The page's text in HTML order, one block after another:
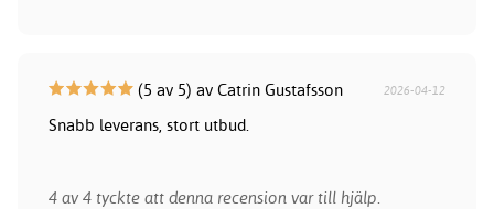
(5 av 5) av Catrin Gustafsson 2026-04-12
Snabb leverans, stort utbud.
4 av 4 tyckte att denna recension var till hjälp.